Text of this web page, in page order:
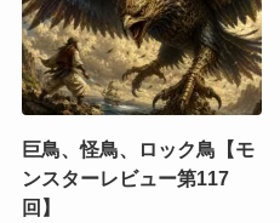
巨鳥、怪鳥、ロック鳥【モ
ンスターレビュー第117
回】